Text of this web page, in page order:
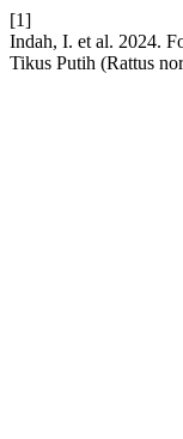
[1]
Indah, I. et al. 2024.
Tikus Putih (Rattus